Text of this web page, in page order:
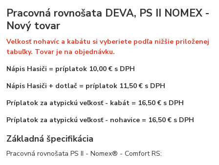
Pracovná rovnošata DEVA, PS II NOMEX -
Nový tovar
Velkosť nohavíc a kabátu si vyberiete podľa nižšie priloženej
tabuľky. Tovar je na objednávku.
Nápis Hasiči = príplatok 10,00 € s DPH
Nápis Hasiči + dotlač = príplatok 11,50 € s DPH
Príplatok za atypickú veľkosť - kabát = 16,50 € s DPH
Príplatok za atypickú veľkosť - nohavice = 16,50 € s DPH
Základná špecifikácia
Pracovná rovnošata PS II - Nomex® - Comfort RS: